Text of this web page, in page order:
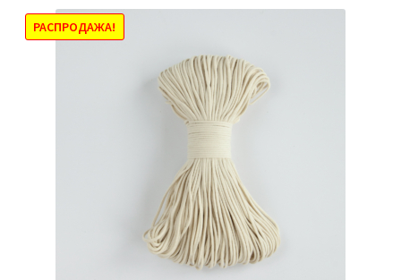
выбрать
на
странице
РАСПРОДАЖА!